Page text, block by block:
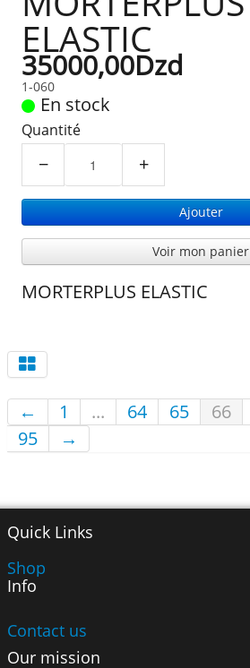
ELASTIC
35000,00Dzd
1-060
En stock
Quantité
− +
Ajouter
Voir mon panier
MORTERPLUS ELASTIC
← 1 ... 64 65 66
95
→
Quick Links
Shop
Info
Contact us
Our mission